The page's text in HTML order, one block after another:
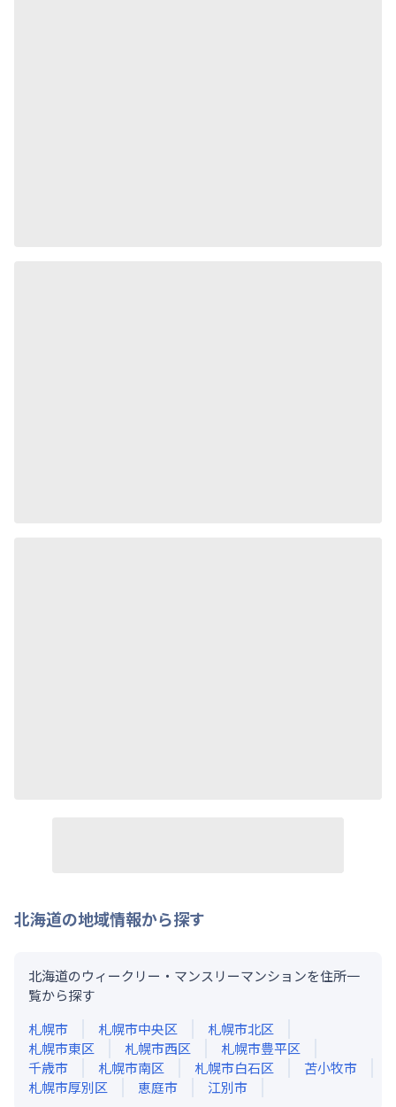
北海道の地域情報から探す
北海道のウィークリー・マンスリーマンションを住所一
覧から探す
札幌市
札幌市中央区
札幌市北区
札幌市東区
札幌市西区
札幌市豊平区
千歳市
札幌市南区 札幌市白石区
苫小牧市
札幌市厚別区
恵庭市 江別市